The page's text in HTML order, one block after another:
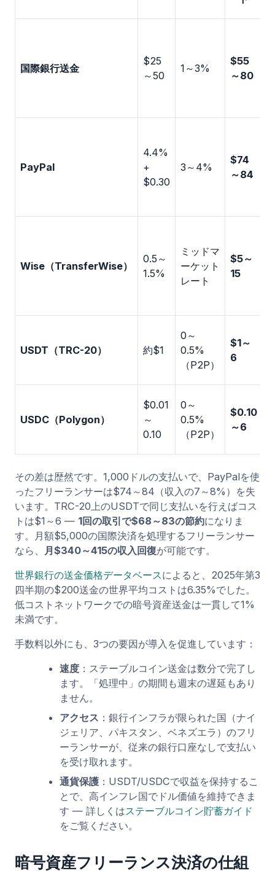
国際銀行送金
$25
～50
1～3%
$55
～80
PayPal
4.4%
+
$0.30
3～4%
$74
～84
Wise（TransferWise）
0.5～
1.5%
ミッドマ
ーケット
レート
$5～
15
USDT（TRC-20） 約$1
0～
0.5%
（P2P）
$1～
6
USDC（Polygon）
$0.01
～
0.10
0～
0.5%
（P2P）
$0.10
～6
その差は歴然です。1,000ドルの支払いで、PayPalを使
ったフリーランサーは$74～84（収入の7～8%）を失
います。TRC-20上のUSDTで同じ支払いを行えばコス
トは$1～6 — 1回の取引で$68～83の節約になりま
す。月額$5,000の国際決済を処理するフリーランサー
なら、 月$340～415の収入回復が可能です。
世界銀行の送金価格データベースによると、2025年第3
四半期の$200送金の世界平均コストは6.35%でした。
低コストネットワークでの暗号資産送金は一貫して1%
未満です。
手数料以外にも、3つの要因が導入を促進しています：
速度：ステーブルコイン送金は数分で完了し
ます。「処理中」の期間も週末の遅延もあり
ません。
アクセス ：銀行インフラが限られた国（ナイ
ジェリア、パキスタン、ベネズエラ）のフリ
ーランサーが、従来の銀行口座なしで支払い
を受け取れます。
通貨保護：USDT/USDCで収益を保持するこ
とで、高インフレ国でドル価値を維持できま
す — 詳しくはステーブルコイン貯蓄ガイド
をご覧ください。
暗号資産フリーランス決済の仕組